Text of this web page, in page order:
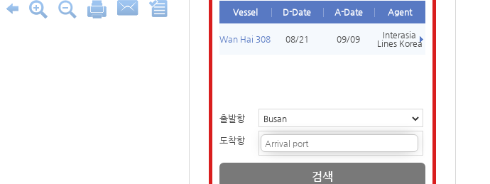
Vessel D-Date A-Date Agent
Wan Hai 308 08/21 09/09
Interasia
Lines Korea
출발항
도착항
검색